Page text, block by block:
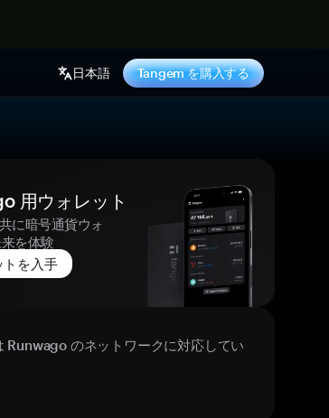
日本語 Tangem を購入する
用ウォレット
に暗号通貨ウォ
を体験
トを入手
Runwago のネットワークに対応してい